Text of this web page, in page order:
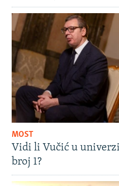
MOST
Vidi li Vučić u
broj 1?